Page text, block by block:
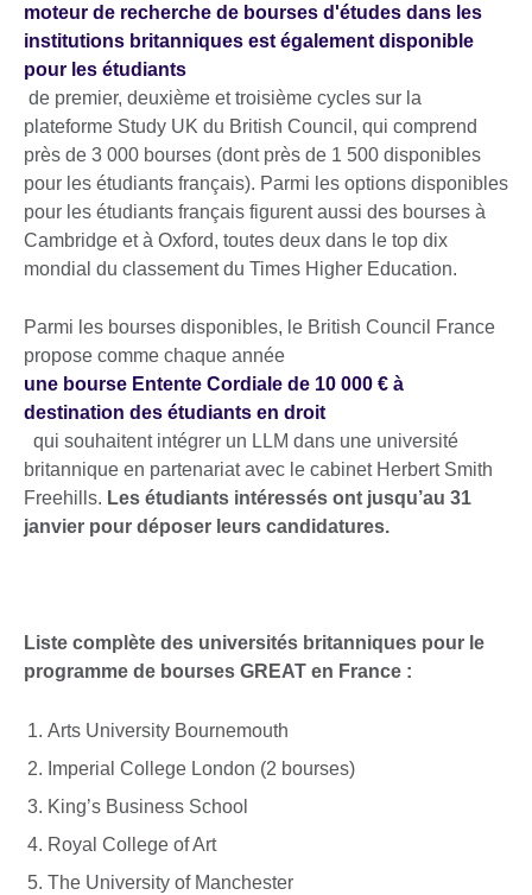
moteur de recherche de bourses d'études dans les
institutions britanniques est également disponible
pour les étudiants
de premier, deuxième et troisième cycles sur la
plateforme Study UK du British Council, qui comprend
près de 3 000 bourses (dont près de 1 500 disponibles
pour les étudiants français). Parmi les options disponibles
pour les étudiants français figurent aussi des bourses à
Cambridge et à Oxford, toutes deux dans le top dix
mondial du classement du Times Higher Education.
Parmi les bourses disponibles, le British Council France
propose comme chaque année
une bourse Entente Cordiale de 10 000 € à
destination des étudiants en droit
qui souhaitent intégrer un LLM dans une université
britannique en partenariat avec le cabinet Herbert Smith
Freehills. Les étudiants intéressés ont jusqu’au 31
janvier pour déposer leurs candidatures.
Liste complète des universités britanniques pour le
programme de bourses GREAT en France :
Arts University Bournemouth
Imperial College London (2 bourses)
King’s Business School
Royal College of Art
The University of Manchester